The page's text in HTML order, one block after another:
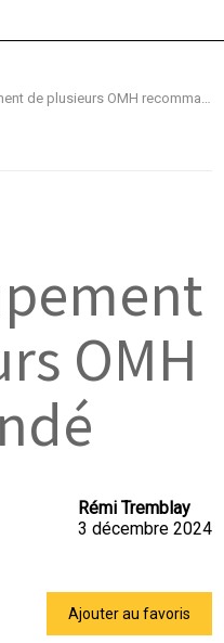
OMH
Rémi Tremblay
3 décembre 2024
Ajouter au favoris